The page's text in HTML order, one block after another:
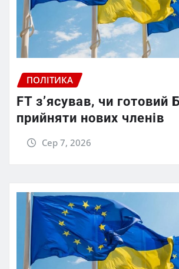
ПОЛІТИКА
FT зʼясував, чи готовий
прийняти нових членів
Сер 7, 2026